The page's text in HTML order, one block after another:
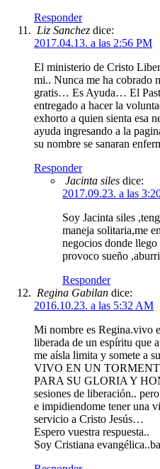
Responder
Liz Sanchez dice:
2017.04.13. a las 2:56 PM
El ministerio de Cristo
mi.. Nunca me ha cobrado
gratis… Es Ayuda… El
entregado a hacer la
exhorto a quien sienta esa
ayuda ingresando a la
su nombre se sanaran
Responder
Jacinta siles dice:
2017.09.23. a las
Soy Jacinta siles
maneja solitaria,me
negocios donde llego
provoco sueño
Responder
Regina Gabilan dice:
2016.10.23. a las 5:32 AM
Mi nombre es Regina.vivo
liberada de un espíritu que
me aísla limita y somete a
VIVO EN UN
PARA SU GLORIA Y
sesiones de liberación..
e impidiendome tener una
servicio a Cristo Jesús…
Espero vuestra respuesta..
Soy Cristiana